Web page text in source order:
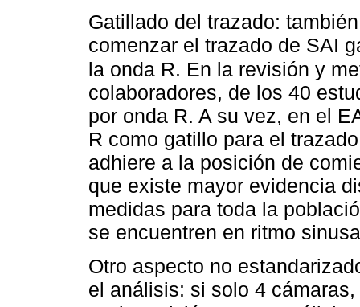
Gatillado del trazado:
comenzar el trazado de SAI
la onda R. En la revisión y
colaboradores, de los 40
por onda R. A su vez, en el
R como gatillo para el
adhiere a la posición de
que existe mayor evidencia
medidas para toda la
se encuentren en ritmo
Otro aspecto no
el análisis: si solo 4